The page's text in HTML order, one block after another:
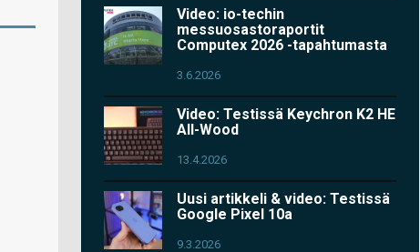
Video: io-techin
messuosastoraportit
Computex 2026 -tapahtumasta
3.6.2026
Video: Testissä Keychron K2 HE
All-Wood
13.4.2026
Uusi artikkeli & video: Testissä
Google Pixel 10a
9.3.2026